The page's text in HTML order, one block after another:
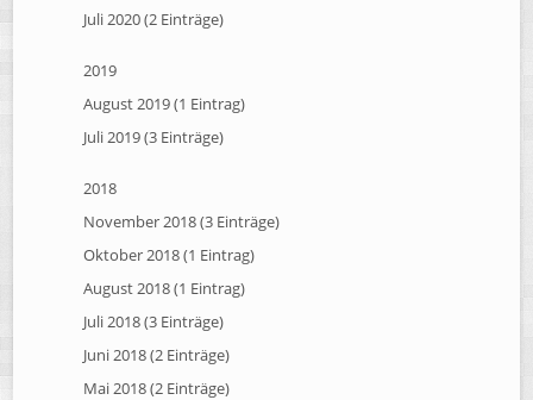
Juli 2020 (2 Einträge)
2019
August 2019 (1 Eintrag)
Juli 2019 (3 Einträge)
2018
November 2018 (3 Einträge)
Oktober 2018 (1 Eintrag)
August 2018 (1 Eintrag)
Juli 2018 (3 Einträge)
Juni 2018 (2 Einträge)
Mai 2018 (2 Einträge)